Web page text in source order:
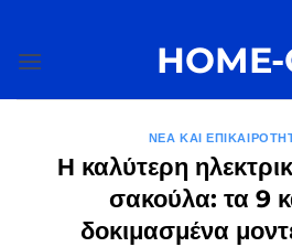
περιεχόμενο
HOME-
ΝΈΑ ΚΑΙ
Η καλύτερη
σακούλα: τα 9
δοκιμασμένα